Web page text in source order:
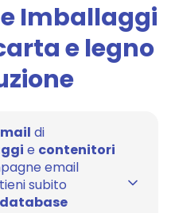
Imballaggi
e legno
di
e contenitori
email
subito
database